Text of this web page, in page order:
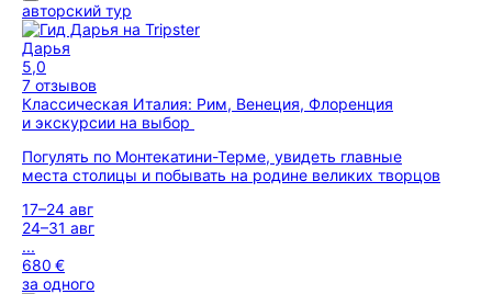
авторский тур
Дарья
5,0
7 отзывов
Классическая Италия: Рим, Венеция, Флоренция
и экскурсии на выбор
Погулять по Монтекатини-Терме, увидеть главные
места столицы и побывать на родине великих творцов
17–24 авг
24–31 авг
...
680 €
за одного